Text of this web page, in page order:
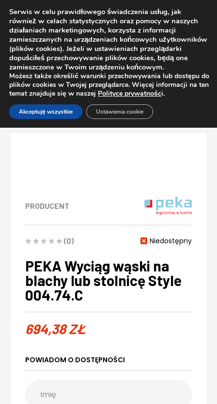
Strona główna Sklep
Bez kategorii
PEKA Wyciąg wąski na blachy lub stolnicę Style 004.74.C
PRODUCENT
(0) Niedostępny
PEKA Wyciąg wąski na
blachy lub stolnicę Style
004.74.C
694,38ZŁ
POWIADOM O DOSTĘPNOŚCI
Serwis w celu prawidłowego świadczenia usług, jak
również w celach statystycznych oraz pomocy w naszych
działaniach marketingowych, korzysta z informacji
zamieszczanych na urządzeniach końcowych użytkowników
(plików cookies). Jeżeli w ustawieniach przeglądarki
dopuściłeś przechowywanie plików cookies, będą one
zamieszczone w Twoim urządzeniu końcowym.
Możesz także określić warunki przechowywania lub dostępu do
plików cookies w Twojej przeglądarce. Więcej informacji na ten
temat znajduje się w naszej Polityce prywatności.
Akceptuję wszystkie Ustawienia cookie